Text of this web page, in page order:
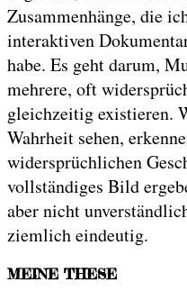
Zusammenhänge, die
interaktiven
habe. Es geht darum,
mehrere, oft
gleichzeitig existieren.
Wahrheit sehen,
widersprüchlichen
vollständiges Bild
aber nicht
ziemlich eindeutig.
MEINE THESE